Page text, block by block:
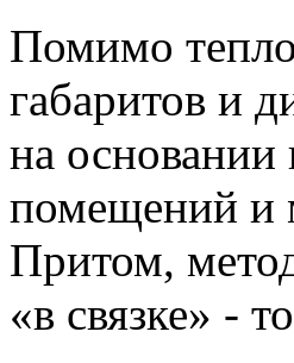
Помимо
габаритов и
на основании
помещений и
Притом,
«в связке» -